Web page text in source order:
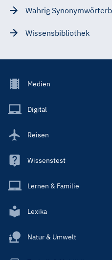
Wahrig
Wissensbibliothek
Footer
Main
Medien
Digital
Reisen
Wissenstest
Lernen & Familie
Lexika
Natur & Umwelt